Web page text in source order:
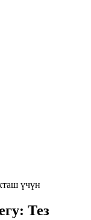
үчүн
Тез